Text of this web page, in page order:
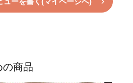
の商品